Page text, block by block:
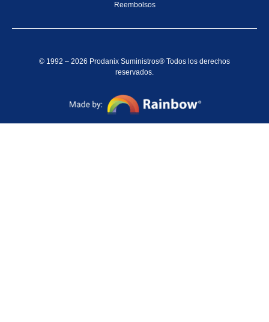
Reembolsos
© 1992 – 2026 Prodanix Suministros® Todos los derechos
reservados.